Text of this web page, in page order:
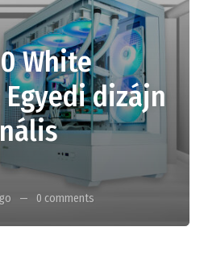
White
dizájn
0 comments